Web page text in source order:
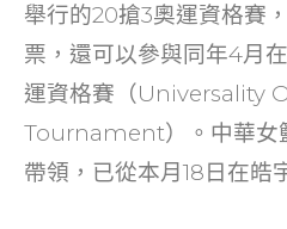
o
k
舉行的20搶3奧運資格賽
票，還可以參與同年4月
運資格賽（Universality
Tournament）。中華女
帶領，已從本月18日在皓